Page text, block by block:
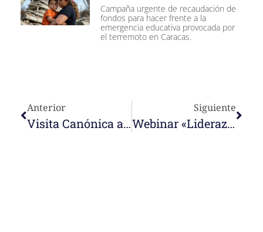
Campaña urgente de recaudación de
fondos para hacer frente a la
emergencia educativa provocada por
el terremoto en Caracas.
Anterior
Visita Canónica a la comunidad Nazaret Los Realejos
Siguiente
Webinar «Liderazgo educativo en tiempos de crisis»